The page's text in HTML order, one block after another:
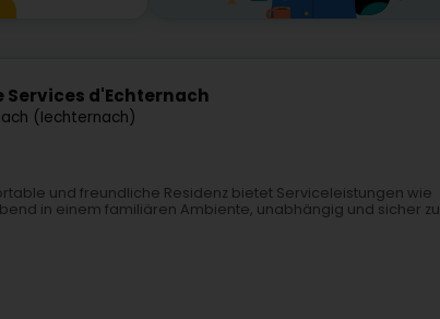
Services d'Echternach
(Iechternach)
und freundliche Residenz bietet Serviceleistungen wie
in einem familiären Ambiente, unabhängig und sicher zu